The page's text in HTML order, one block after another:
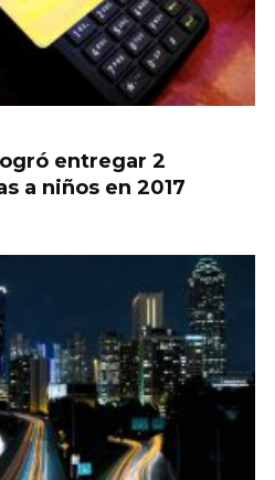
entregar 2
a niños en 2017